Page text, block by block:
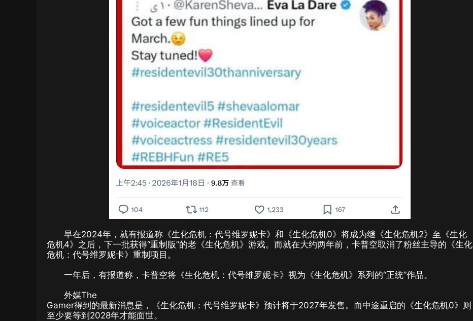
早在2024年，就有报道称《生化危机：代号维罗妮卡》和《生化危机0》将成为继《生化危机2》至《生化
危机4》之后，下一批获得“重制版”的老《生化危机》游戏。而就在大约两年前，卡普空取消了粉丝主导的《生化
危机：代号维罗妮卡》重制项目。
一年后，有报道称，卡普空将《生化危机：代号维罗妮卡》视为《生化危机》系列的“正统”作品。
外媒The
Gamer得到的最新消息是，《生化危机：代号维罗妮卡》预计将于2027年发售。而中途重启的《生化危机0》则
至少要等到2028年才能面世。